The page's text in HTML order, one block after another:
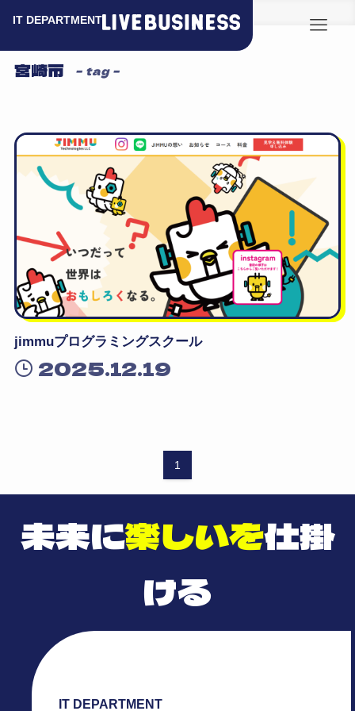
宮崎市 – tag –
jimmuプログラミングスクール
2025.12.19
1
IT DEPARTMENT
未来に楽しいを仕掛
ける